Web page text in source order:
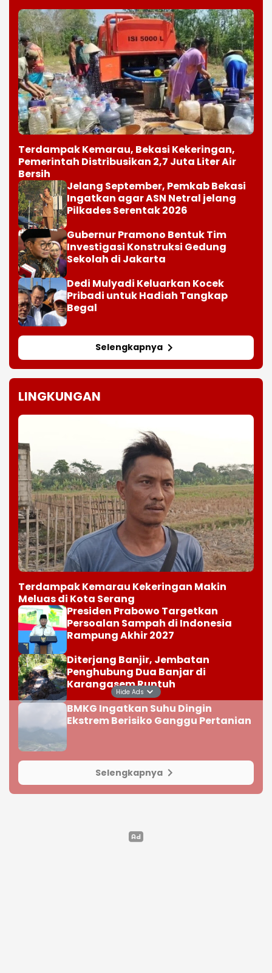
Terdampak Kemarau, Bekasi Kekeringan,
Pemerintah Distribusikan 2,7 Juta Liter Air
Bersih
Jelang September, Pemkab Bekasi
Ingatkan agar ASN Netral jelang
Pilkades Serentak 2026
Gubernur Pramono Bentuk Tim
Investigasi Konstruksi Gedung
Sekolah di Jakarta
Dedi Mulyadi Keluarkan Kocek
Pribadi untuk Hadiah Tangkap
Begal
Selengkapnya
LINGKUNGAN
Terdampak Kemarau Kekeringan Makin
Meluas di Kota Serang
Presiden Prabowo Targetkan
Persoalan Sampah di Indonesia
Rampung Akhir 2027
Diterjang Banjir, Jembatan
Penghubung Dua Banjar di
Karangasem Runtuh
BMKG Ingatkan Suhu Dingin
Ekstrem Berisiko Ganggu Pertanian
Selengkapnya
Hide Ads